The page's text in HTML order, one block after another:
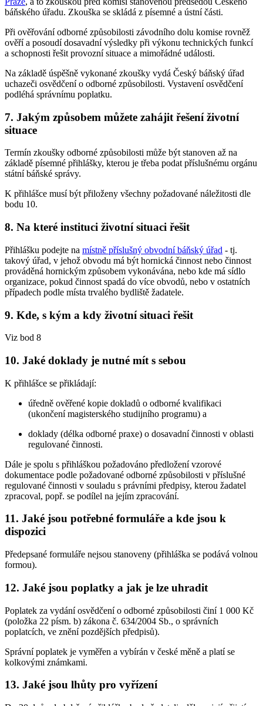
báňského úřadu. Zkouška se skládá z písemné a ústní části.
Při ověřování odborné způsobilosti závodního dolu komise rovněž
ověří a posoudí dosavadní výsledky při výkonu technických funkcí
a schopnosti řešit provozní situace a mimořádné události.
Na základě úspěšně vykonané zkoušky vydá Český báňský úřad
uchazeči osvědčení o odborné způsobilosti. Vystavení osvědčení
podléhá správnímu poplatku.
7. Jakým způsobem můžete zahájit řešení životní
situace
Termín zkoušky odborné způsobilosti může být stanoven až na
základě písemné přihlášky, kterou je třeba podat příslušnému orgánu
státní báňské správy.
K přihlášce musí být přiloženy všechny požadované náležitosti dle
bodu 10.
8. Na které instituci životní situaci řešit
Přihlášku podejte na místně příslušný obvodní báňský úřad - tj.
takový úřad, v jehož obvodu má být hornická činnost nebo činnost
prováděná hornickým způsobem vykonávána, nebo kde má sídlo
organizace, pokud činnost spadá do více obvodů, nebo v ostatních
případech podle místa trvalého bydliště žadatele.
9. Kde, s kým a kdy životní situaci řešit
Viz bod 8
10. Jaké doklady je nutné mít s sebou
K přihlášce se přikládají:
úředně ověřené kopie dokladů o odborné kvalifikaci
(ukončení magisterského studijního programu) a
doklady (délka odborné praxe) o dosavadní činnosti v oblasti
regulované činnosti.
Dále je spolu s přihláškou požadováno předložení vzorové
dokumentace podle požadované odborné způsobilosti v příslušné
regulované činnosti v souladu s právními předpisy, kterou žadatel
zpracoval, popř. se podílel na jejím zpracování.
11. Jaké jsou potřebné formuláře a kde jsou k
dispozici
Předepsané formuláře nejsou stanoveny (přihláška se podává volnou
formou).
12. Jaké jsou poplatky a jak je lze uhradit
Poplatek za vydání osvědčení o odborné způsobilosti činí 1 000 Kč
(položka 22 písm. b) zákona č. 634/2004 Sb., o správních
poplatcích, ve znění pozdějších předpisů).
Správní poplatek je vyměřen a vybírán v české měně a platí se
kolkovými známkami.
13. Jaké jsou lhůty pro vyřízení